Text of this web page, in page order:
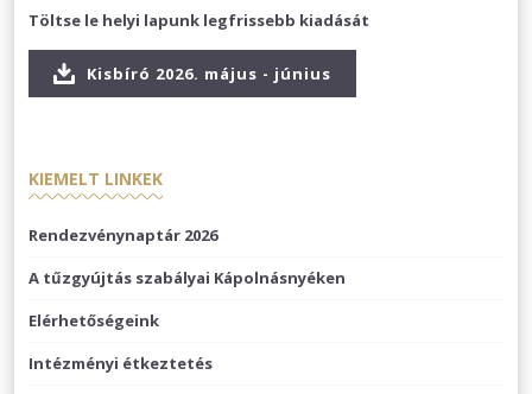
Töltse le helyi lapunk legfrissebb kiadását
Kisbíró 2026. május - június
KIEMELT LINKEK
Rendezvénynaptár 2026
A tűzgyújtás szabályai Kápolnásnyéken
Elérhetőségeink
Intézményi étkeztetés